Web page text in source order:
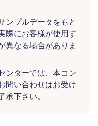
ンプルデータをもと
際にお客様が使用す
異なる場合がありま
ンターでは、本コン
問い合わせはお受け
下さい。